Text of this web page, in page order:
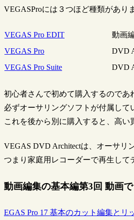
VEGASProには３つほど種類があり
VEGAS Pro EDIT
動画
VEGAS Pro
DVD
VEGAS Pro Suite
DVD
初心者さんで初めて購入するのであ
必ずオーサリングソフトが付属して
これを後から別に購入すると、高い
VEGAS DVD Architectは、オーサリ
つまり家庭用レコーダーで再生し
動画編集の基本編第3回 動画
EGAS Pro 17 基本のカット編集とリ